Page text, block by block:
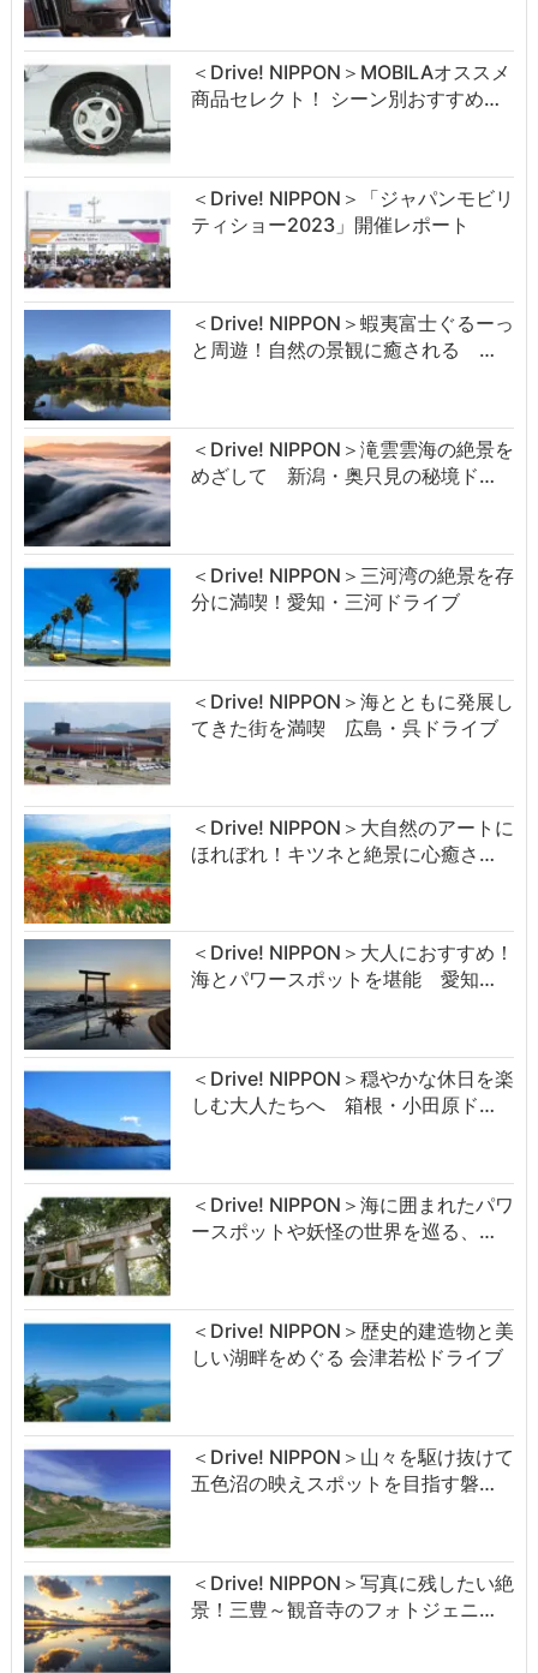
＜Drive! NIPPON＞MOBILAオススメ
商品セレクト！ シーン別おすすめ…
＜Drive! NIPPON＞「ジャパンモビリ
ティショー2023」開催レポート
＜Drive! NIPPON＞蝦夷富士ぐるーっ
と周遊！自然の景観に癒される …
＜Drive! NIPPON＞滝雲雲海の絶景を
めざして 新潟・奥只見の秘境ド…
＜Drive! NIPPON＞三河湾の絶景を存
分に満喫！愛知・三河ドライブ
＜Drive! NIPPON＞海とともに発展し
てきた街を満喫 広島・呉ドライブ
＜Drive! NIPPON＞大自然のアートに
ほれぼれ！キツネと絶景に心癒さ…
＜Drive! NIPPON＞大人におすすめ！
海とパワースポットを堪能 愛知…
＜Drive! NIPPON＞穏やかな休日を楽
しむ大人たちへ 箱根・小田原ド…
＜Drive! NIPPON＞海に囲まれたパワ
ースポットや妖怪の世界を巡る、…
＜Drive! NIPPON＞歴史的建造物と美
しい湖畔をめぐる 会津若松ドライブ
＜Drive! NIPPON＞山々を駆け抜けて
五色沼の映えスポットを目指す磐…
＜Drive! NIPPON＞写真に残したい絶
景！三豊～観音寺のフォトジェニ…